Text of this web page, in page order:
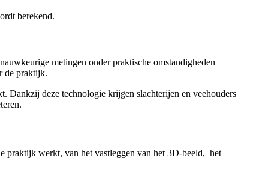
berekend.
metingen onder praktische omstandigheden
de praktijk.
Dankzij deze technologie krijgen slachterijen en veehouders
praktijk werkt, van het vastleggen van het 3D-beeld, het